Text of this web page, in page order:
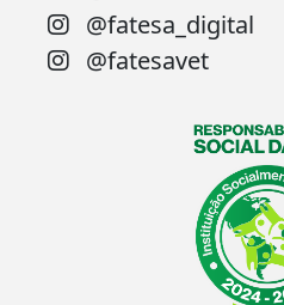
@fatesa_digital
@fatesavet